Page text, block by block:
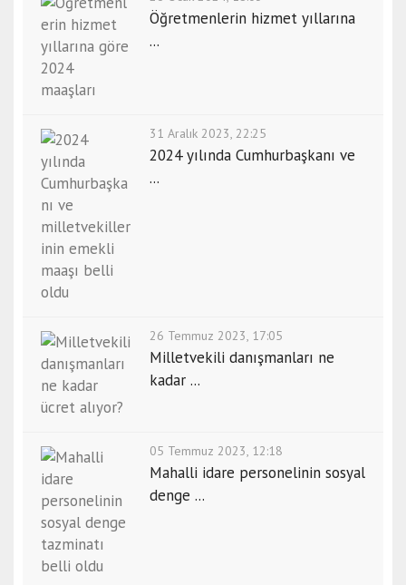
Öğretmenlerin hizmet yıllarına
...
31 Aralık 2023, 22:25
2024 yılında Cumhurbaşkanı ve
...
26 Temmuz 2023, 17:05
Milletvekili danışmanları ne
kadar ...
05 Temmuz 2023, 12:18
Mahalli idare personelinin sosyal
denge ...